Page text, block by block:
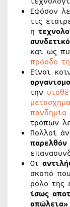
Εφόσον
τις
η
και ως
πρόοδο
Είναι
την
πανδημία
τρόπων
Πολλοί
παρελθόν
Οι
σκοπό
ρόλο της
ίσως
απώλεια»